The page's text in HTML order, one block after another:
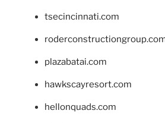
tsecincinnati.com
plazabatai.com
hawkscayresort.com
hellonquads.com